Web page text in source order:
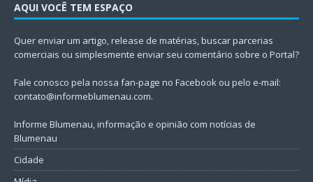
AQUI VOCÊ TEM ESPAÇO
Quer enviar um artigo, release de matérias, buscar parcerias
comerciais ou simplesmente enviar seu comentário sobre o Portal?
Fale conosco pela nossa fan-page no Facebook ou pelo e-mail:
contato@informeblumenau.com.
Informe Blumenau, informação e opinião com notícias de
Blumenau
Cidade